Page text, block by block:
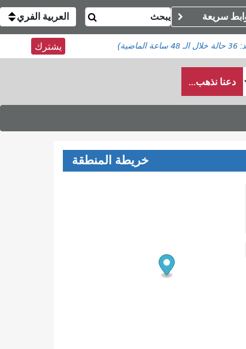
سريعة العربية الفري
36 حالة خلال الـ 48 ساعة الماضية) يشترك
دعنا نذهب...
خريطة المنطقة